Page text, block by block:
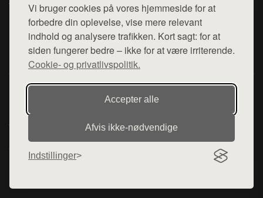
Vi bruger cookies på vores hjemmeside for at
forbedre din oplevelse, vise mere relevant
indhold og analysere trafikken. Kort sagt: for at
siden fungerer bedre – ikke for at være irriterende.
Cookie- og privatlivspolitik.
Accepter alle
Afvis ikke‑nødvendige
Indstillinger
Top Rabatter
Blog
Kontakt
Mail: hej@want.dk
Cookie- og privatlivspolitik
Denne side er en del af want.dk, der udgiver en række
hjemmesider med præsentation af forskellige produkter fra
diverse webshops. Der sælges ikke varer fra denne side - vi
henviser til de shops, som sælger varen. Vi har heller ikke
varerne på lager.